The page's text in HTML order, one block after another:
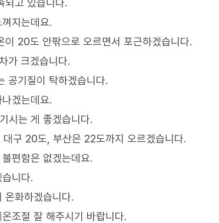
되고 있습니다.
지는데요.
20도 안팎으로 오르면서 포근하겠습니다.
가 크겠습니다.
공기질이 탁하겠습니다.
겠는데요.
시는 게 좋겠습니다.
구 20도, 부산은 22도까지 오르겠습니다.
편함은 없겠는데요.
니다.
온화하겠습니다.
조절 잘 해주시기 바랍니다.